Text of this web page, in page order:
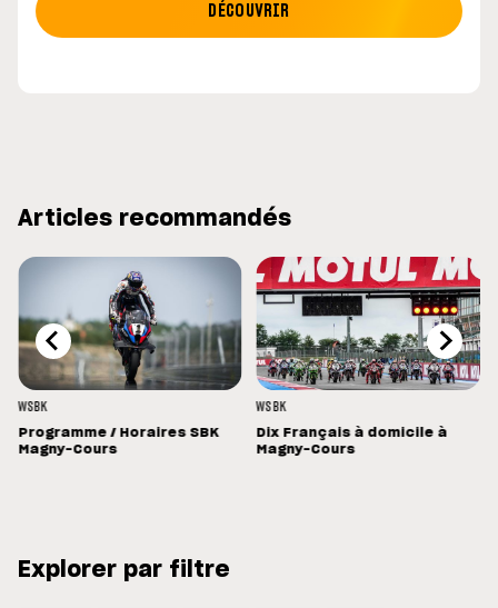
DÉCOUVRIR
Articles recommandés
WSBK
Programme / Horaires SBK
Magny-Cours
WSBK
Dix Français à domicile à
Magny-Cours
Explorer par filtre